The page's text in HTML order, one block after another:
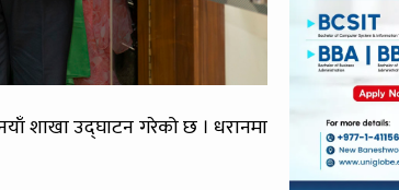
शाखा उद्घाटन गरेको छ । धरानमा